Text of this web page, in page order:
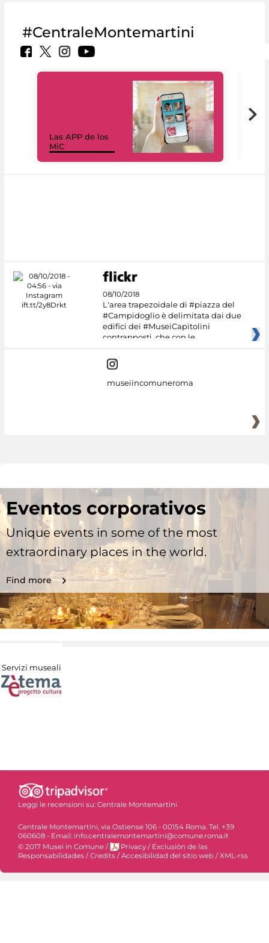
#CentraleMontemartini
Las APP de los
MiC
08/10/2018
L'area trapezoidale di #piazza del
#Campidoglio è delimitata dai due
edifici dei #MuseiCapitolini
contrapposti, che con le
museiincomuneroma
Eventos corporativos
Unique events in some of the most
extraordinary places in the world.
Find more
Servizi museali
Leggi le recensioni su: Centrale Montemartini
Centrale Montemartini, via Ostiense 106 - 00154 Roma. Tel. +39
060608 - Email: info.centralemontemartini@comune.roma.it
© 2017 Musei in Comune / Privacy / Exclusiòn de las
Responsabilidades / Credits / Accesibilidad del sitio web / XML-rss